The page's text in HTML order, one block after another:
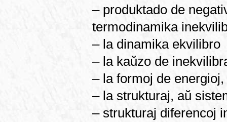
– produktado de
termodinamika
– la dinamika ekvilibro
– la kaŭzo de
– la formoj de
– la strukturaj, aŭ
– strukturaj diferencoj